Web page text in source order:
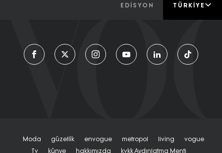
EDİSYON TÜRKIYE
Moda Güzelli̇k Envogue Metropol Living
Vogue
Tv
Künye Hakkımızda Kvkk Aydınlatma Menti